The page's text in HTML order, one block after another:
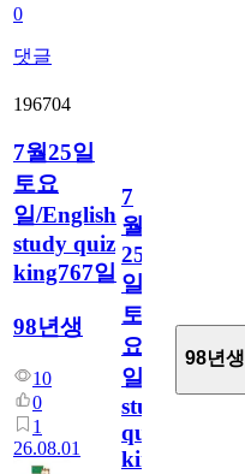
0
댓글
196704
7월25일
토요
일/English
study quiz
king767일
98년생
10
0
1
26.08.01
7
월
25
일
토
요
일/English
study
quiz
king767
98년생